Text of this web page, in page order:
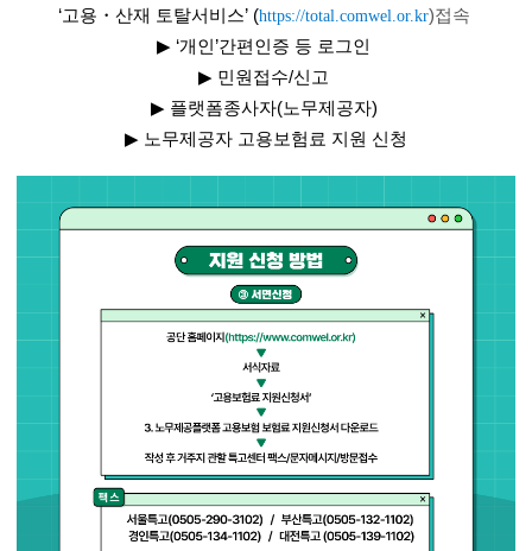
‘고용・산재 토탈서비스’ (https://total.comwel.or.kr)접속
▶ ‘개인’간편인증 등 로그인
▶ 민원접수/신고
▶ 플랫폼종사자(노무제공자)
▶ 노무제공자 고용보험료 지원 신청